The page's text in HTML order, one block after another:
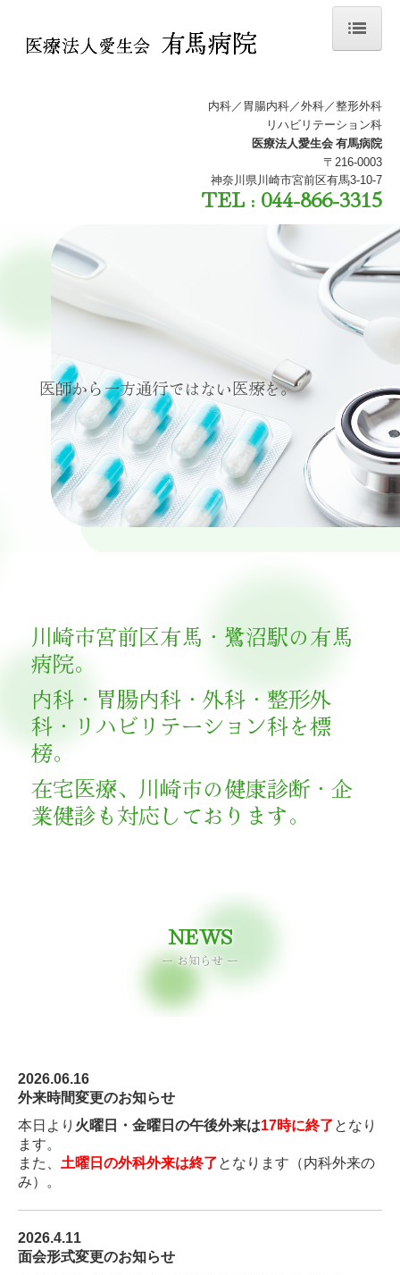
求人情報
内科／胃腸内科／外科／整形外科
リハビリテーション科
医療法人愛生会 有馬病院
〒 216-0003
神奈川県川崎市宮前区有馬3-10-7
TEL : 044-866-3315
医師から一方通行ではない医療を。
川崎市宮前区有馬・鷺沼駅の有馬
病院。
内科・胃腸内科・外科・整形外
科・リハビリテーション科を標
榜。
在宅医療、川崎市の健康診断・企
業健診も対応しております。
NEWS
ー お知らせ ー
2026.06.16
外来時間変更のお知らせ
本日より 火曜日・金曜日の午後外来は17時に終了となり
ます。
また、 土曜日の外科外来は終了となります（内科外来の
み）。
2026.4.11
面会形式変更のお知らせ